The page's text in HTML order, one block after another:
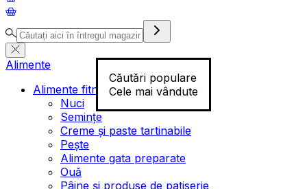
Căutări populare
Cele mai vândute
Alimente
Alimente fitness
Nuci
Semințe
Creme și paste tartinabile
Pește
Alimente gata preparate
Ouă
Pâine și produse de patiserie